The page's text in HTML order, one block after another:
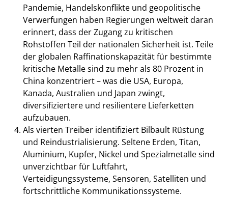
Pandemie, Handelskonflikte und geopolitische
Verwerfungen haben Regierungen weltweit daran
erinnert, dass der Zugang zu kritischen
Rohstoffen Teil der nationalen Sicherheit ist. Teile
der globalen Raffinationskapazität für bestimmte
kritische Metalle sind zu mehr als 80 Prozent in
China konzentriert – was die USA, Europa,
Kanada, Australien und Japan zwingt,
diversifiziertere und resilientere Lieferketten
aufzubauen.
Als vierten Treiber identifiziert Bilbault Rüstung
und Reindustrialisierung. Seltene Erden, Titan,
Aluminium, Kupfer, Nickel und Spezialmetalle sind
unverzichtbar für Luftfahrt,
Verteidigungssysteme, Sensoren, Satelliten und
fortschrittliche Kommunikationssysteme.